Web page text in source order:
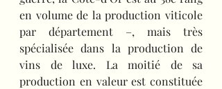
en volume de la production viticole
par département –, mais très
spécialisée dans la production de
vins de luxe. La moitié de sa
production en valeur est constituée